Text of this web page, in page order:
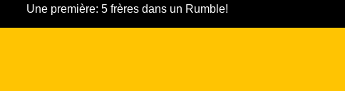
Une première: 5 frères dans un Rumble!